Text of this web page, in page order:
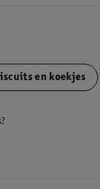
en koekjes